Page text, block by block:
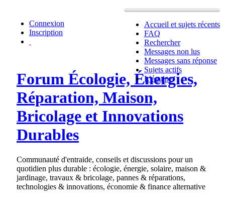
Accueil et sujets récents
FAQ
Rechercher
Messages non lus
Messages sans réponse
Sujets actifs
L’équipe
Connexion
Inscription
Forum Écologie, Énergies,
Réparation, Maison,
Bricolage et Innovations
Durables
Communauté d'entraide, conseils et discussions pour un
quotidien plus durable : écologie, énergie, solaire, maison &
jardinage, travaux & bricolage, pannes & réparations,
technologies & innovations, économie & finance alternative